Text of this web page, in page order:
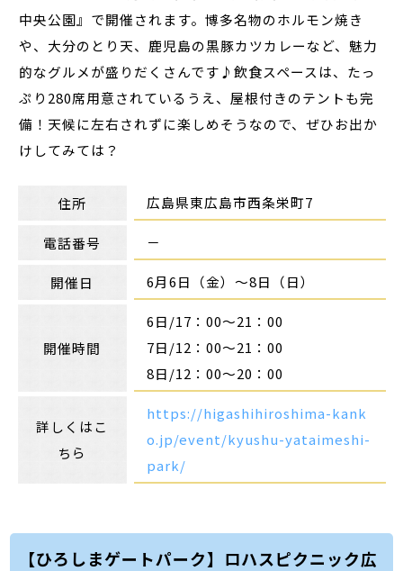
中央公園』で開催されます。博多名物のホルモン焼き
や、大分のとり天、鹿児島の黒豚カツカレーなど、魅力
的なグルメが盛りだくさんです♪飲食スペースは、たっ
ぷり280席用意されているうえ、屋根付きのテントも完
備！天候に左右されずに楽しめそうなので、ぜひお出か
けしてみては？
住所 広島県東広島市西条栄町7
電話番号 －
開催日 6月6日（金）～8日（日）
開催時間
6日/17：00～21：00
7日/12：00～21：00
8日/12：00～20：00
詳しくはこ
ちら
https://higashihiroshima-kank
o.jp/event/kyushu-yataimeshi-
park/
【ひろしまゲートパーク】ロハスピクニック広